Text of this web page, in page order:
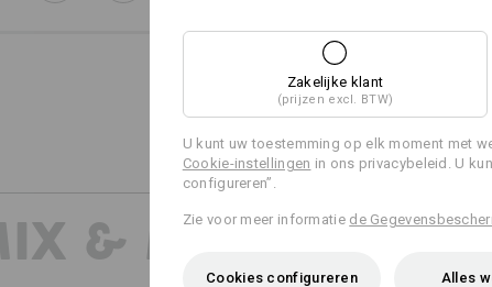
Alle
& MATCH
Zakelijke klant
(prijzen excl. BTW)
U kunt uw toestemming op elk moment met
Cookie-instellingen in ons privacybeleid. U
configureren”.
Zie voor meer informatie de
Cookies configureren Alles